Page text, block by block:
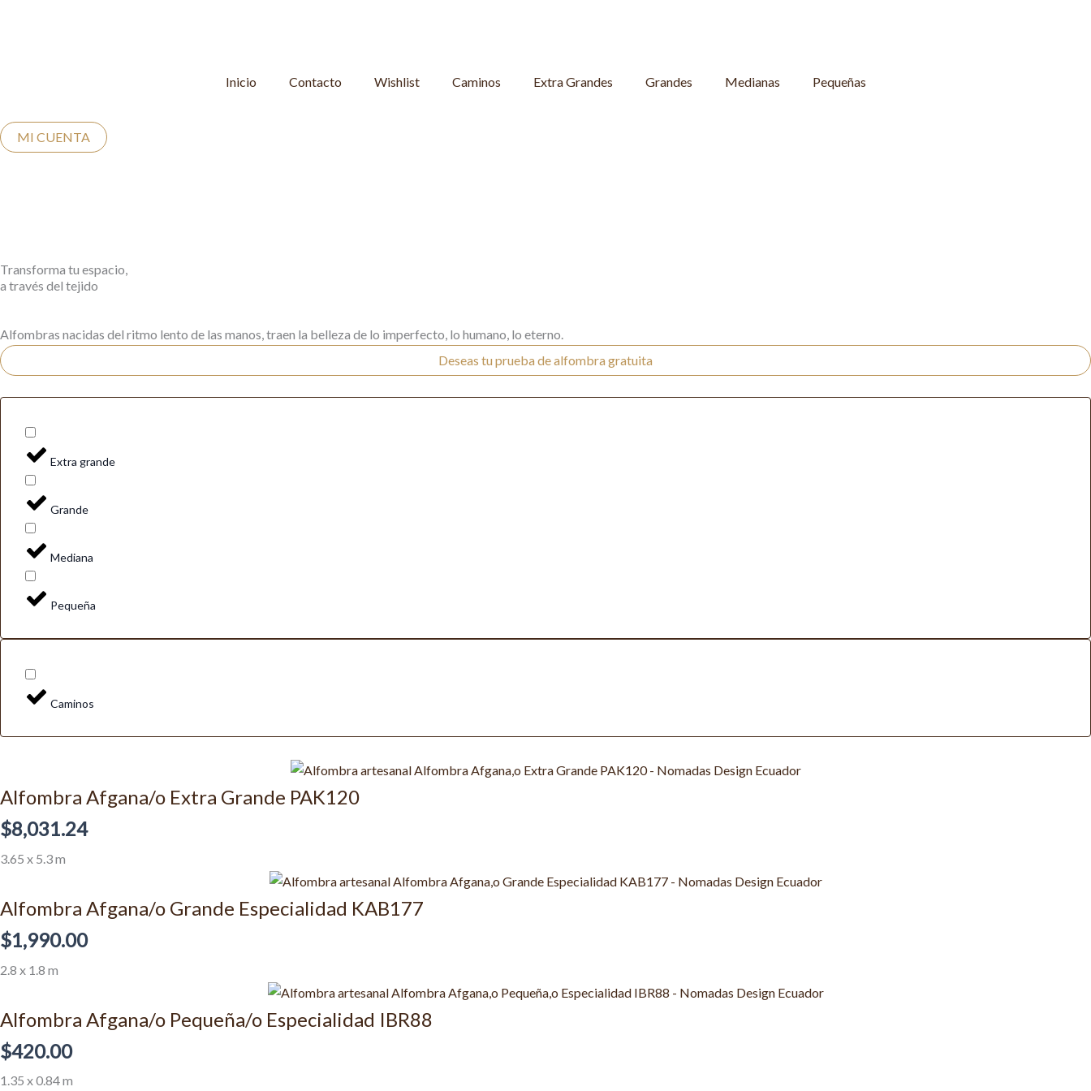
Inicio
Contacto Wishlist Caminos Extra Grandes Grandes Medianas Pequeñas
MI CUENTA
Transforma tu espacio,
a través del tejido
Alfombras nacidas del ritmo lento de las manos, traen la belleza de lo imperfecto, lo humano, lo eterno.
Deseas tu prueba de alfombra gratuita
Extra grande
Grande
Mediana
Pequeña
Caminos
Alfombra Afgana/o Extra Grande PAK120
$8,031.24
3.65 x 5.3 m
Alfombra Afgana/o Grande Especialidad KAB177
$1,990.00
2.8 x 1.8 m
Alfombra Afgana/o Pequeña/o Especialidad IBR88
$420.00
1.35 x 0.84 m